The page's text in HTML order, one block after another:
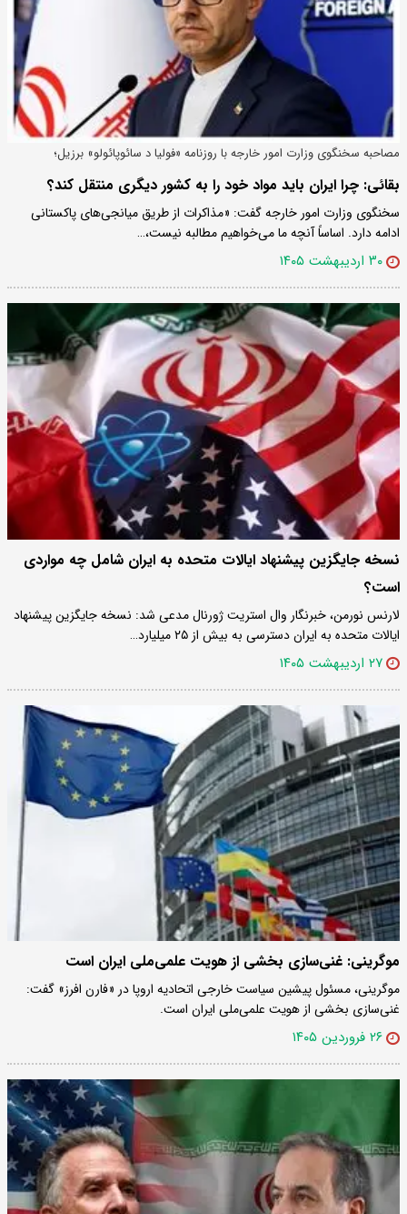
مصاحبه سخنگوی وزارت امور خارجه با روزنامه «فولیا د سائوپائولو» برزیل؛
بقائی: چرا ایران باید مواد خود را به کشور دیگری منتقل کند؟
سخنگوی وزارت امور خارجه گفت: «مذاکرات از طریق میانجی‌های پاکستانی
ادامه دارد. اساساً آنچه ما می‌خواهیم مطالبه نیست،…
۳۰ اردیبهشت ۱۴۰۵
نسخه جایگزین پیشنهاد ایالات متحده به ایران شامل چه مواردی
است؟
لارنس نورمن، خبرنگار وال استریت ژورنال مدعی شد: نسخه جایگزین پیشنهاد
ایالات متحده به ایران دسترسی به بیش از ۲۵ میلیارد…
۲۷ اردیبهشت ۱۴۰۵
موگرینی: غنی‌سازی بخشی از هویت علمی‌ملی ایران است
موگرینی، مسئول پیشین سیاست خارجی اتحادیه اروپا در «فارن افرز» گفت:
غنی‌سازی بخشی از هویت علمی‌ملی ایران است.
۲۶ فروردین ۱۴۰۵